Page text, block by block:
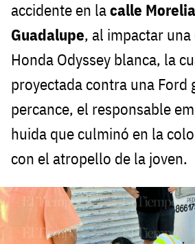
accidente en lacalle
Guadalupe, al impactar
Honda Odyssey blanca, la
proyectada contra una Ford
percance, el responsable
huida que culminó en la
con el atropello de la joven.